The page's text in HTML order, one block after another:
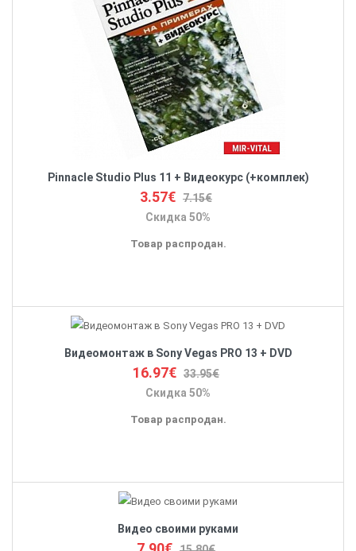
Pinnacle Studio Plus 11 + Видеокурс (+кoмплeк)
3.57€ 7.15€
Скидка 50%
Товар распродан.
Видеомонтаж в Sony Vegas PRO 13 + DVD
16.97€ 33.95€
Скидка 50%
Товар распродан.
Видео своими руками